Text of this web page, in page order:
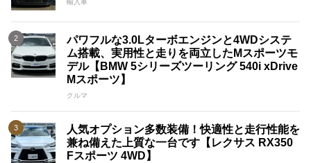
輸入車
パワフルな3.0Lターボエンジンと4WDシステ
ム搭載、実用性と走りを両立したMスポーツモ
デル【BMW 5シリーズツーリング 540i xDrive
Mスポーツ】
クルマ
人気オプション多数装備！快適性と走行性能を
兼ね備えた上質な一台です【レクサス RX350
Fスポーツ 4WD】